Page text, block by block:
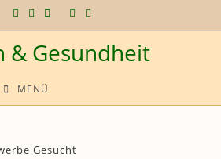
& Gesundheit
MENÜ
Gesucht